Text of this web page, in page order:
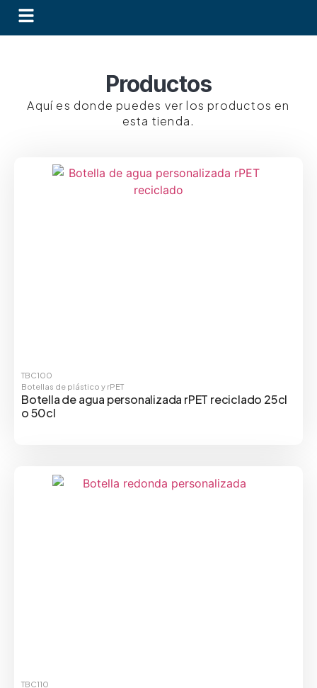
Productos
Aquí es donde puedes ver los productos en
esta tienda.
TBC100
Botellas de plástico y rPET
Botella de agua personalizada rPET reciclado 25cl
o 50cl
TBC110